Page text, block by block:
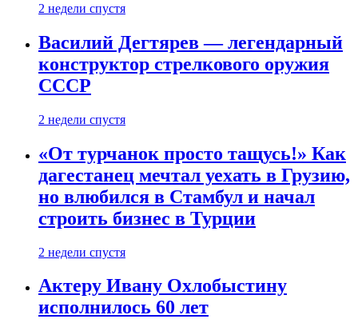
2 недели спустя
Василий Дегтярев — легендарный
конструктор стрелкового оружия
СССР
2 недели спустя
«От турчанок просто тащусь!» Как
дагестанец мечтал уехать в Грузию,
но влюбился в Стамбул и начал
строить бизнес в Турции
2 недели спустя
Актеру Ивану Охлобыстину
исполнилось 60 лет